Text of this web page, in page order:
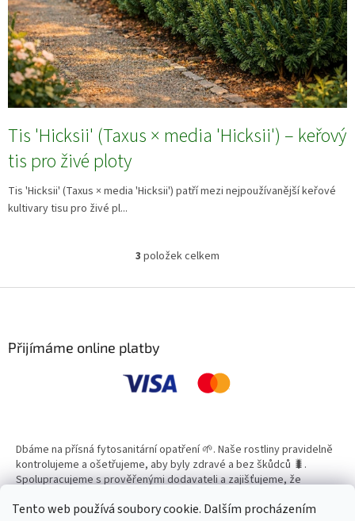
Tento web používá soubory cookie. Dalším procházením
Tis 'Hicksii' (Taxus × media 'Hicksii') – keřový
tis pro živé ploty
Tis 'Hicksii' (Taxus × media 'Hicksii') patří mezi nejpoužívanější keřové
kultivary tisu pro živé pl...
O
l
p
r
y
v
ý
p
i
3 položek celkem
Přijímáme online platby
Dbáme na přísná fytosanitární opatření 🌱. Naše rostliny pravidelně
kontrolujeme a ošetřujeme, aby byly zdravé a bez škůdců 🐛.
Spolupracujeme s prověřenými dodavateli a zajišťujeme, že